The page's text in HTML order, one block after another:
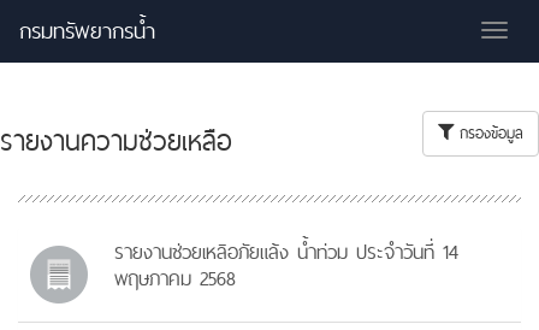
กรมทรัพยากรน้ำ
รายงานความช่วยเหลือ กรองข้อมูล
รายงานช่วยเหลิอภัยแล้ง น้ำท่วม ประจำวันที่ 14
พฤษภาคม 2568